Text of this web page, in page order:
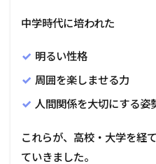
中学時代に培われた
明るい性格
周囲を楽しませる力
人間関係を大切にする姿
これらが、高校・大学を経
ていきました。